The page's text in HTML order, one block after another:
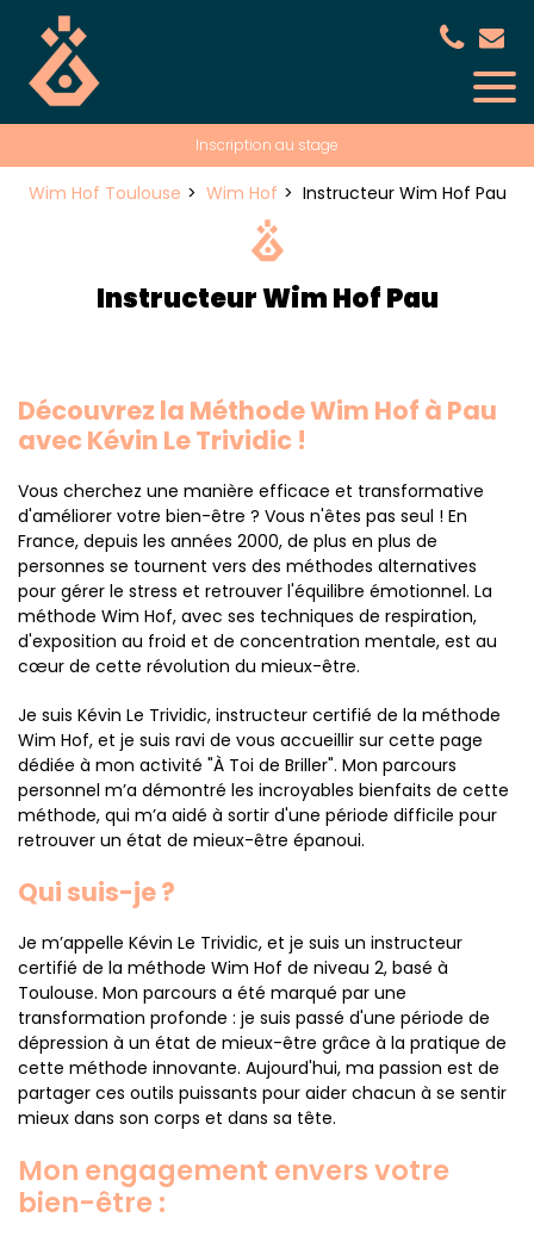
Inscription au stage
Wim Hof Toulouse Wim Hof Instructeur Wim Hof Pau
Instructeur Wim Hof Pau
Découvrez la Méthode Wim Hof à Pau
avec Kévin Le Trividic !
Vous cherchez une manière efficace et transformative
d'améliorer votre bien-être ? Vous n'êtes pas seul ! En
France, depuis les années 2000, de plus en plus de
personnes se tournent vers des méthodes alternatives
pour gérer le stress et retrouver l'équilibre émotionnel. La
méthode Wim Hof, avec ses techniques de respiration,
d'exposition au froid et de concentration mentale, est au
cœur de cette révolution du mieux-être.
Je suis Kévin Le Trividic, instructeur certifié de la méthode
Wim Hof, et je suis ravi de vous accueillir sur cette page
dédiée à mon activité "À Toi de Briller". Mon parcours
personnel m’a démontré les incroyables bienfaits de cette
méthode, qui m’a aidé à sortir d'une période difficile pour
retrouver un état de mieux-être épanoui.
Qui suis-je ?
Je m’appelle Kévin Le Trividic, et je suis un instructeur
certifié de la méthode Wim Hof de niveau 2, basé à
Toulouse. Mon parcours a été marqué par une
transformation profonde : je suis passé d'une période de
dépression à un état de mieux-être grâce à la pratique de
cette méthode innovante. Aujourd'hui, ma passion est de
partager ces outils puissants pour aider chacun à se sentir
mieux dans son corps et dans sa tête.
Mon engagement envers votre
bien-être :
Panneau de gestion des cookies